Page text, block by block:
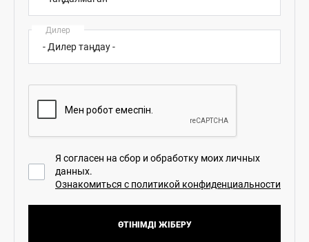
Дилер
Я согласен на сбор и обработку моих личных
данных.
Ознакомиться с политикой конфиденциальности
ӨТІНІМДІ ЖІБЕРУ